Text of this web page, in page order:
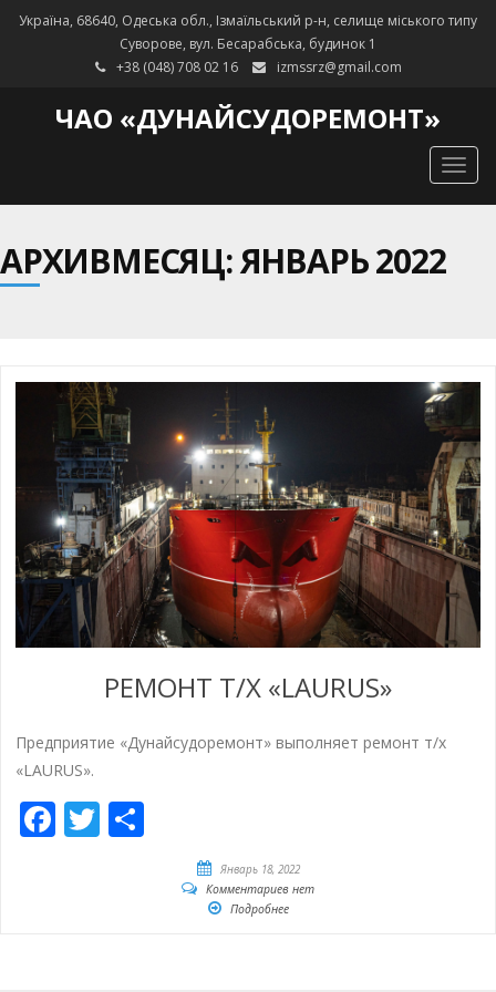
Україна, 68640, Одеська обл., Ізмаїльський р-н, селище міського типу
Суворове, вул. Бесарабська, будинок 1
+38 (048) 708 02 16
izmssrz@gmail.com
ЧАО «ДУНАЙСУДОРЕМОНТ»
АРХИВМЕСЯЦ: ЯНВАРЬ 2022
РЕМОНТ Т/Х «LAURUS»
Предприятие «Дунайсудоремонт» выполняет ремонт т/х
«LAURUS».
Facebook
Twitter
Январь 18, 2022
Комментариев нет
Подробнее